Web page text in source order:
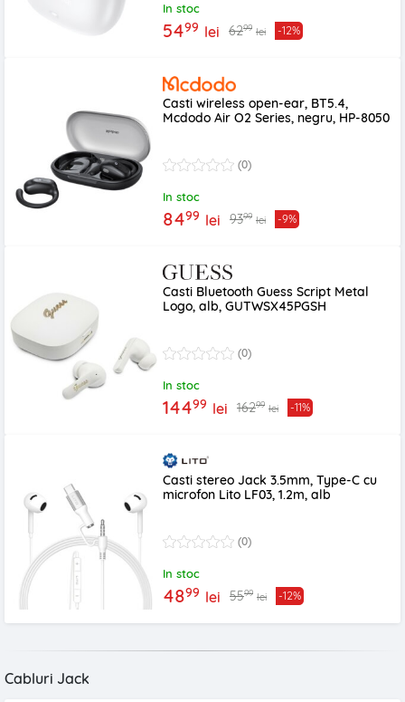
In stoc
5499 lei 6299 lei -12%
Casti wireless open-ear, BT5.4,
Mcdodo Air O2 Series, negru, HP-8050
(0)
In stoc
8499 lei 9399 lei -9%
Casti Bluetooth Guess Script Metal
Logo, alb, GUTWSX45PGSH
(0)
In stoc
14499 lei 16299 lei -11%
Casti stereo Jack 3.5mm, Type-C cu
microfon Lito LF03, 1.2m, alb
(0)
In stoc
4899 lei 5599 lei -12%
Cabluri Jack